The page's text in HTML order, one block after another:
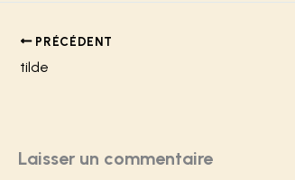
PRÉCÉDENT
tilde
Laisser un commentaire